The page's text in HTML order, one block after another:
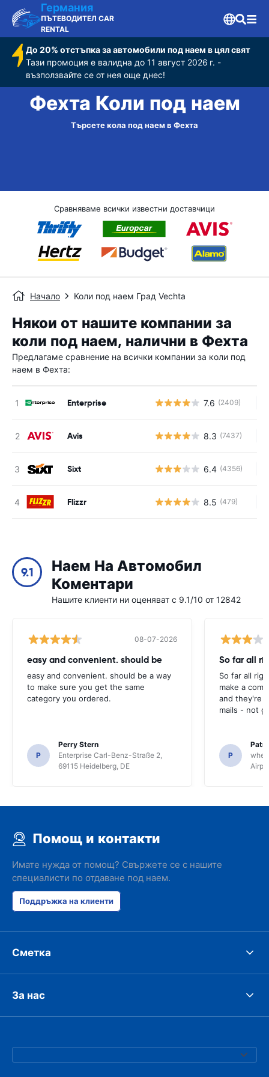
Германия
ПЪТЕВОДИТЕЛ CAR
RENTAL
До 20% отстъпка за автомобили под наем в цял свят
Тази промоция е валидна до 11 август 2026 г. -
възползвайте се от нея още днес!
Фехта Коли под наем
Търсете кола под наем в Фехта
Сравняваме всички известни доставчици
Начало Коли под наем Град Vechta
Някои от нашите компании за
коли под наем, налични в Фехта
Предлагаме сравнение на всички компании за коли под
наем в Фехта:
Enterprise 7.6 (2409)
Avis 8.3 (7437)
Sixt 6.4 (4356)
Flizzr 8.5 (479)
9.1
Наем На Автомобил
Коментари
Нашите клиенти ни оценяват с 9.1/10 от 12842
08-07-2026
easy and convenient. should be
easy and convenient. should be a way
to make sure you get the same
category you ordered.
P
Perry Stern
Enterprise Carl-Benz-Straße 2,
69115 Heidelberg, DE
So far all
So far all
make a
and they're
mails - not
P
Помощ и контакти
Имате нужда от помощ? Свържете се с нашите
специалисти по отдаване под наем.
Поддръжка на клиенти
Сметка
За нас